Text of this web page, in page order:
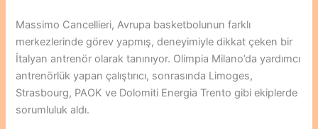
Massimo Cancellieri, Avrupa basketbolunun farklı
merkezlerinde görev yapmış, deneyimiyle dikkat çeken bir
İtalyan antrenör olarak tanınıyor. Olimpia Milano’da yardımcı
antrenörlük yapan çalıştırıcı, sonrasında Limoges,
Strasbourg, PAOK ve Dolomiti Energia Trento gibi ekiplerde
sorumluluk aldı.